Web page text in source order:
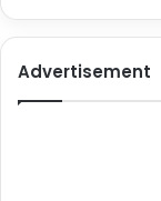
Advertisement